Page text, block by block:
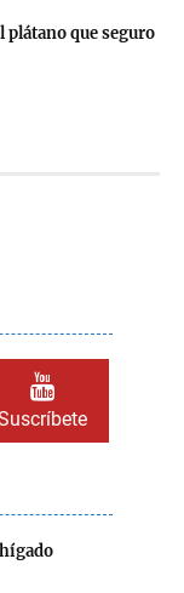
plátano que seguro